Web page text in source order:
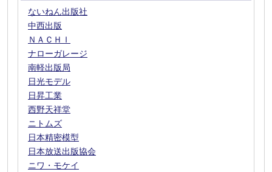
ないねん出版社
中西出版
ＮＡＣＨＩ
ナローガレージ
南軽出版局
日光モデル
日昇工業
西野天祥堂
ニトムズ
日本精密模型
日本放送出版協会
ニワ・モケイ